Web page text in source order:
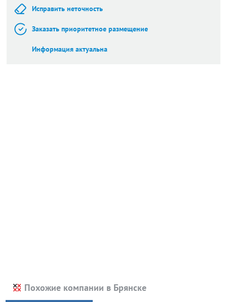
Исправить неточность
Заказать приоритетное размещение
Информация актуальна
Похожие компании в Брянске